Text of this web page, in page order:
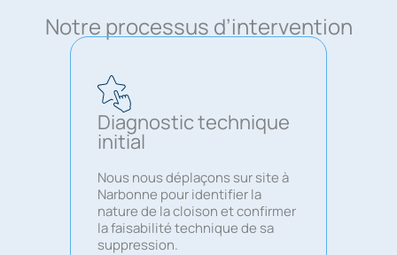
Notre processus d’intervention
Diagnostic technique
initial
Nous nous déplaçons sur site à
Narbonne pour identifier la
nature de la cloison et confirmer
la faisabilité technique de sa
suppression.